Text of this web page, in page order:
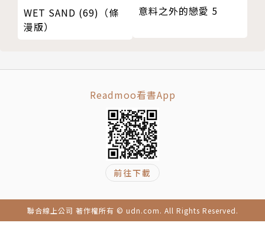
WET SAND (69)（條
漫版）
意料之外的戀愛 5
Readmoo看書App
前往下載
聯合線上公司 著作權所有 © udn.com. All Rights Reserved.